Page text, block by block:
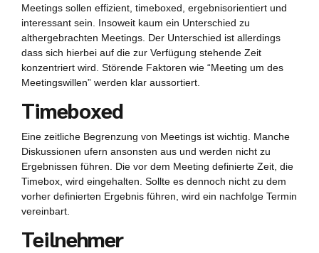
Meetings sollen effizient, timeboxed, ergebnisorientiert und
interessant sein. Insoweit kaum ein Unterschied zu
althergebrachten Meetings. Der Unterschied ist allerdings
dass sich hierbei auf die zur Verfügung stehende Zeit
konzentriert wird. Störende Faktoren wie “Meeting um des
Meetingswillen” werden klar aussortiert.
Timeboxed
Eine zeitliche Begrenzung von Meetings ist wichtig. Manche
Diskussionen ufern ansonsten aus und werden nicht zu
Ergebnissen führen. Die vor dem Meeting definierte Zeit, die
Timebox, wird eingehalten. Sollte es dennoch nicht zu dem
vorher definierten Ergebnis führen, wird ein nachfolge Termin
vereinbart.
Teilnehmer